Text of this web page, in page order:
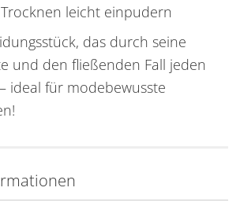
leicht einpudern
das durch seine
und den fließenden Fall jeden
ideal für modebewusste